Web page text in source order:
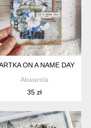
RĘCZNIE
ON A NAME DAY
Akwarela
35 zł